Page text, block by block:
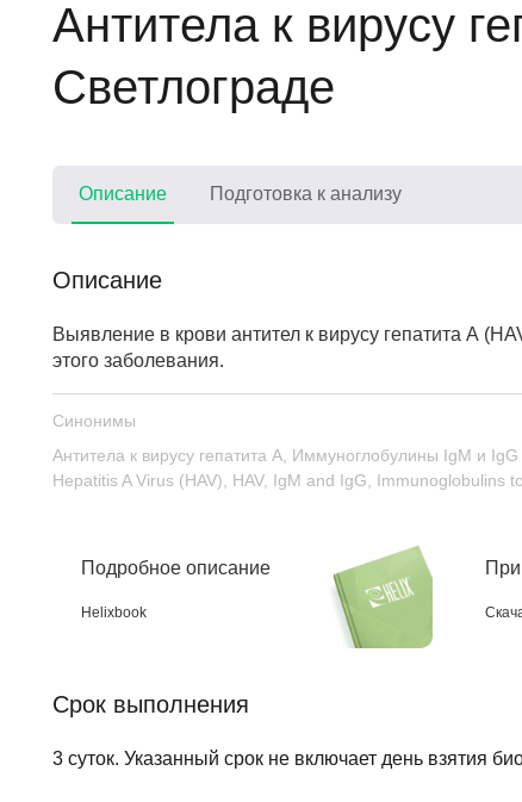
Антитела к вирусу
Светлограде
Описание Подготовка к анализу
Описание
Выявление в крови антител к вирусу гепатита А
этого заболевания.
Синонимы
Антитела к вирусу гепатита А, Иммуноглобулины IgM и IgG
Hepatitis A Virus (HAV), HAV, IgM and IgG, Immunoglobulins
Подробное описание
Helixbook
Срок выполнения
3 суток. Указанный срок не включает день взятия